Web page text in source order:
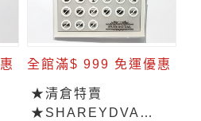
全館滿$ 999 免運優惠
★清倉特賣
★SHAREYDVA